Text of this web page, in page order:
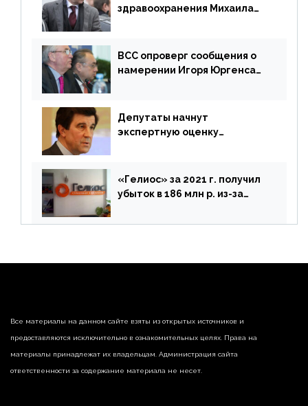
здравоохранения Михаила
ВСС опроверг сообщения о
намерении Игоря Юргенса
Депутаты начнут
экспертную оценку
«Гелиос» за 2021 г. получил
убыток в 186 млн р. из-за
реализации недвижимости
Все материалы на данном сайте взяты из открытых источников и
предоставляются исключительно в ознакомительных целях. Права на
материалы принадлежат их владельцам. Администрация сайта
ответственности за содержание материала не несет.